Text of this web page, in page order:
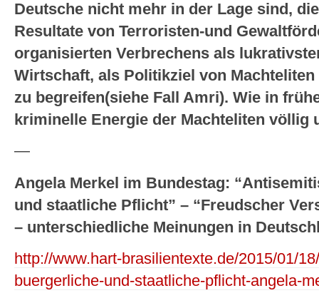
Deutsche nicht mehr in der Lage sind,
Resultate von Terroristen-und
organisierten Verbrechens als
Wirtschaft, als Politikziel von
zu begreifen(siehe Fall Amri). Wie in
kriminelle Energie der Machteliten völlig
—
Angela Merkel im Bundestag:
und staatliche Pflicht” – “Freudscher
– unterschiedliche Meinungen in
http://www.hart-brasilientexte.de/2015/01/
buergerliche-und-staatliche-pflicht-angela-